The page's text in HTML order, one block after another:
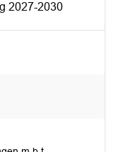
2027-2030